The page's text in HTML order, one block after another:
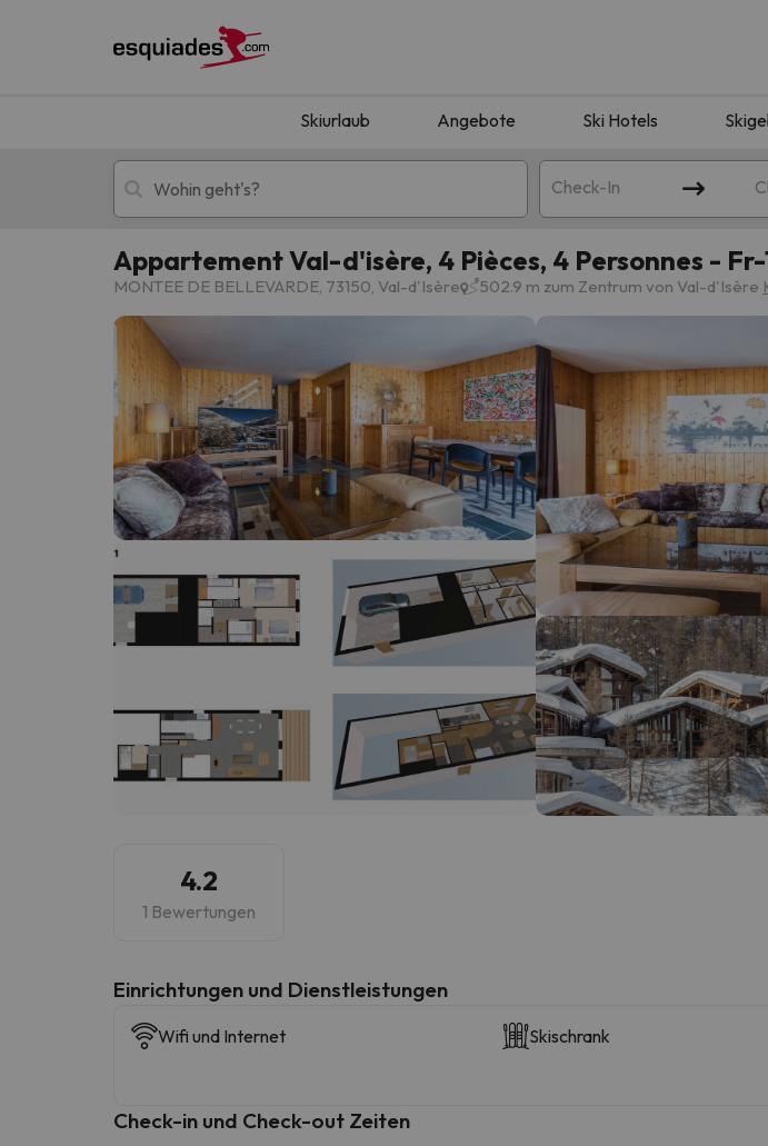
Skiurlaub Angebote Ski Hotels
Check-In
Skiurlaub Berghotels
Oops, wir haben keine Ergebnisse gefunden, die Ihrer Suche entsprechen.
Es sieht so aus, als hätte sich unser Sucher verirrt. Sobald er seinen Kompass
Appartement Val-d'isère, 4 Pièces, 4 Personnes -
MONTEE DE BELLEVARDE, 73150, Val-d'Isère 502.9 m zum Zentrum von Val-d'Isère
4.2
1 Bewertungen
​Einrichtungen und Dienstleistungen
Wifi und Internet Skischrank
Check-in und Check-out Zeiten